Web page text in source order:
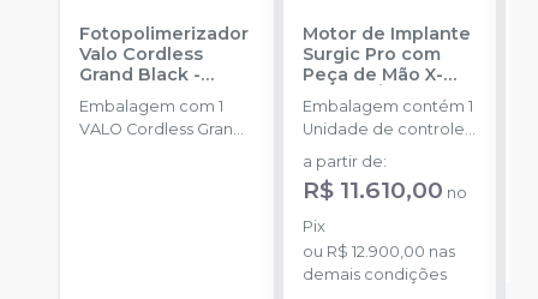
Fotopolimerizador
Valo Cordless
Grand Black -
ULTRADENT
Embalagem com 1
VALO Cordless Grand,
Motor de Implante
Surgic Pro com
Peça de Mão X-
SG20L (Óptico)
-
NSK
Embalagem contém 1
Unidade de controle
com armazenamento
de dados, Micromotor
LED SGL70M, Pedal
de controle FC-78,
Peça de mão óptica,
X-DSG20L (Redução
20:1) Tudo de irrigação
a partir de:
R$ 11.610,00 no
Pix
ou R$ 12.900,00 nas
demais condições